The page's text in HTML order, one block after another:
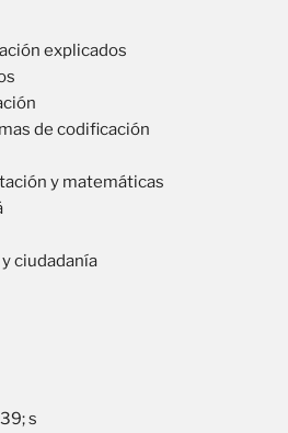
explicados
de codificación
y matemáticas
ciudadanía
s